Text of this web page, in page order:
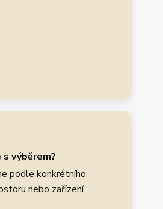
s výběrem?
podle konkrétního
nebo zařízení.